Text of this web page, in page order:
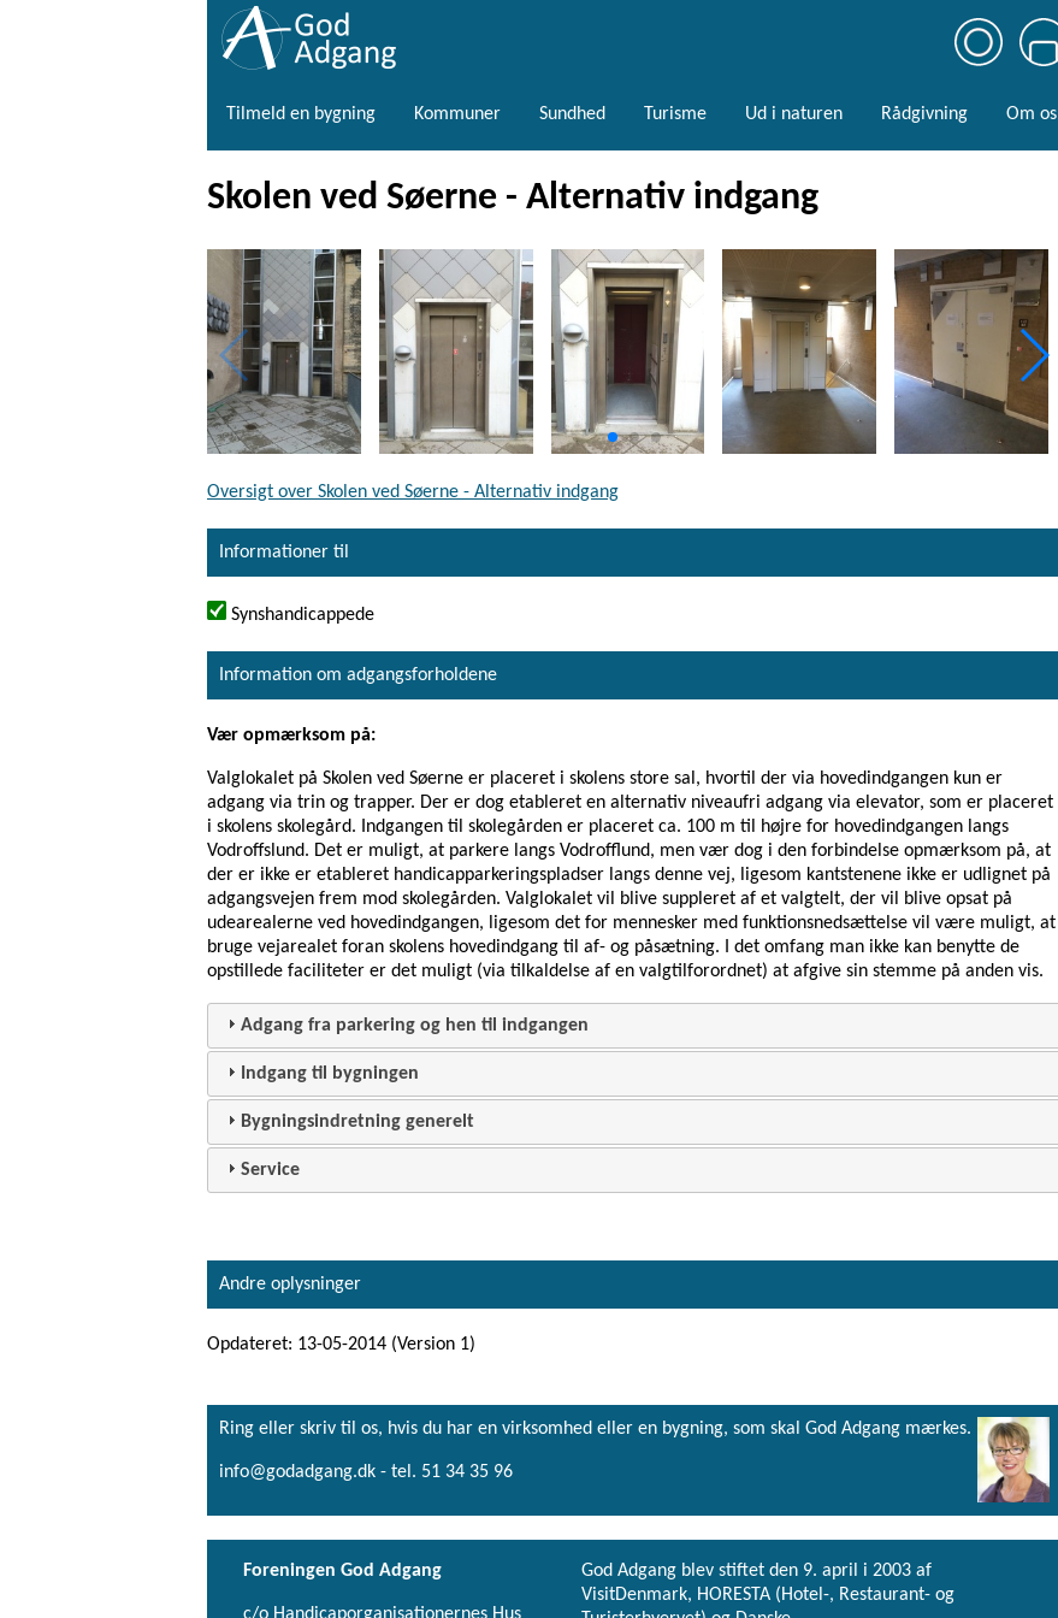
Tilmeld en bygning Kommuner Sundhed Turisme Ud i naturen Rådgivning Om os
Skolen ved Søerne - Alternativ indgang
Oversigt over Skolen ved Søerne - Alternativ indgang
Informationer til
Synshandicappede
Information om adgangsforholdene
Vær opmærksom på:
Valglokalet på Skolen ved Søerne er placeret i skolens store sal, hvortil der via hovedindgangen kun er
adgang via trin og trapper. Der er dog etableret en alternativ niveaufri adgang via elevator, som er placeret
i skolens skolegård. Indgangen til skolegården er placeret ca. 100 m til højre for hovedindgangen langs
Vodroffslund. Det er muligt, at parkere langs Vodrofflund, men vær dog i den forbindelse opmærksom på, at
der er ikke er etableret handicapparkeringspladser langs denne vej, ligesom kantstenene ikke er udlignet på
adgangsvejen frem mod skolegården. Valglokalet vil blive suppleret af et valgtelt, der vil blive opsat på
udearealerne ved hovedindgangen, ligesom det for mennesker med funktionsnedsættelse vil være muligt, at
bruge vejarealet foran skolens hovedindgang til af- og påsætning. I det omfang man ikke kan benytte de
opstillede faciliteter er det muligt (via tilkaldelse af en valgtilforordnet) at afgive sin stemme på anden vis.
Adgang fra parkering og hen til indgangen
Indgang til bygningen
Bygningsindretning generelt
Service
Andre oplysninger
Opdateret: 13-05-2014 (Version 1)
Ring eller skriv til os, hvis du har en virksomhed eller en bygning, som skal God Adgang mærkes.
info@godadgang.dk - tel. 51 34 35 96
Foreningen God Adgang
God Adgang blev stiftet den 9. april i 2003 af
VisitDenmark, HORESTA (Hotel-, Restaurant- og